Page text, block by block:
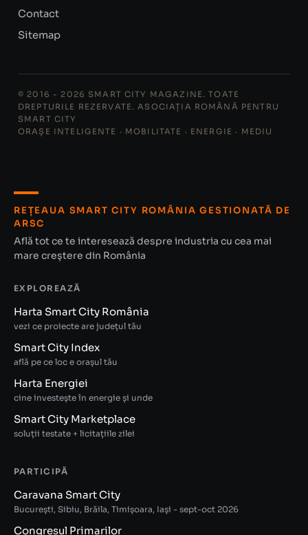
Contact
Sitemap
© 2016 - 2026 SMART CITY MAGAZINE. TOATE
DREPTURILE REZERVATE. ASOCIAȚIA ROMÂNĂ PENTRU
SMART CITY
ORAȘE INTELIGENTE · MOBILITATE · ENERGIE · MEDIU
REȚEAUA SMART CITY ROMÂNIA GESTIONATĂ DE
ARSC
Află tot ce te interesează despre industria cu cea mai
mare creștere din România
EXPLOREAZĂ
Harta Smart City România
vezi ce proiecte are județul tău
Smart City Index
află pe ce loc e orașul tău
Harta Energiei
cine investește în energie și unde
Smart City Marketplace
soluții testate + licitațiile zilei
PARTICIPĂ
Caravana Smart City
București, Sibiu, Brăila, Timișoara, Iași - sept-oct 2026
Congresul Primarilor